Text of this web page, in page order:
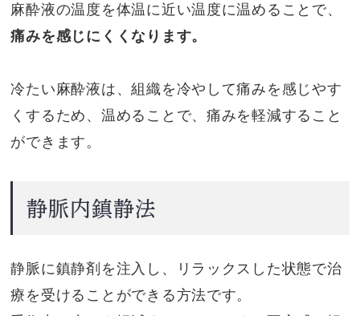
麻酔液の温度を体温に近い温度に温めることで、
痛みを感じにくくなります。
冷たい麻酔液は、組織を冷やして痛みを感じやす
くするため、温めることで、痛みを軽減すること
ができます。
静脈内鎮静法
静脈に鎮静剤を注入し、リラックスした状態で治
療を受けることができる方法です。